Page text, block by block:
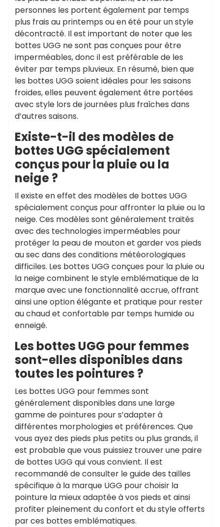
personnes les portent également par temps
plus frais au printemps ou en été pour un style
décontracté. Il est important de noter que les
bottes UGG ne sont pas conçues pour être
imperméables, donc il est préférable de les
éviter par temps pluvieux. En résumé, bien que
les bottes UGG soient idéales pour les saisons
froides, elles peuvent également être portées
avec style lors de journées plus fraîches dans
d’autres saisons.
Existe-t-il des modèles de
bottes UGG spécialement
conçus pour la pluie ou la
neige ?
Il existe en effet des modèles de bottes UGG
spécialement conçus pour affronter la pluie ou la
neige. Ces modèles sont généralement traités
avec des technologies imperméables pour
protéger la peau de mouton et garder vos pieds
au sec dans des conditions météorologiques
difficiles. Les bottes UGG conçues pour la pluie ou
la neige combinent le style emblématique de la
marque avec une fonctionnalité accrue, offrant
ainsi une option élégante et pratique pour rester
au chaud et confortable par temps humide ou
enneigé.
Les bottes UGG pour femmes
sont-elles disponibles dans
toutes les pointures ?
Les bottes UGG pour femmes sont
généralement disponibles dans une large
gamme de pointures pour s’adapter à
différentes morphologies et préférences. Que
vous ayez des pieds plus petits ou plus grands, il
est probable que vous puissiez trouver une paire
de bottes UGG qui vous convient. Il est
recommandé de consulter le guide des tailles
spécifique à la marque UGG pour choisir la
pointure la mieux adaptée à vos pieds et ainsi
profiter pleinement du confort et du style offerts
par ces bottes emblématiques.